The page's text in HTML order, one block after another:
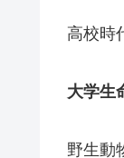
高校時
大学生
野生動